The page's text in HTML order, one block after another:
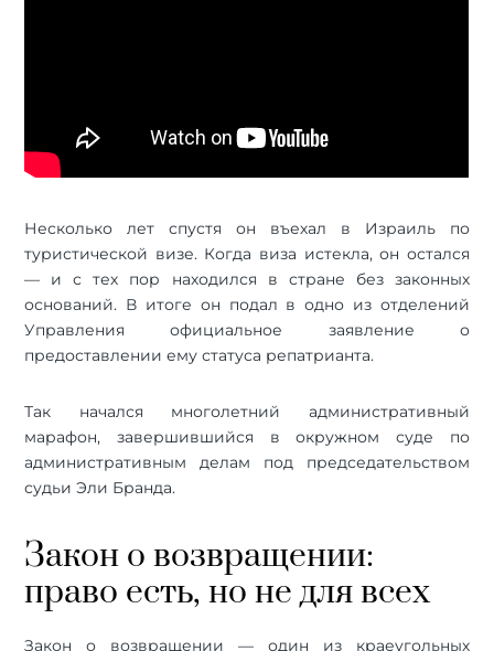
Несколько лет спустя он въехал в Израиль по
туристической визе. Когда виза истекла, он остался
— и с тех пор находился в стране без законных
оснований. В итоге он подал в одно из отделений
Управления официальное заявление о
предоставлении ему статуса репатрианта.
Так начался многолетний административный
марафон, завершившийся в окружном суде по
административным делам под председательством
судьи Эли Бранда.
Закон о возвращении:
право есть, но не для всех
Закон о возвращении — один из краеугольных